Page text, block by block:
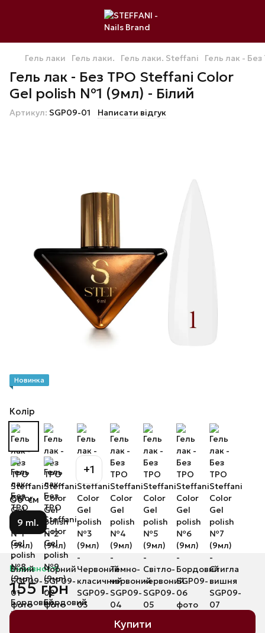
Гель лаки Гель лаки. Гель лаки. Steffani Гель лак -
Гель лак - Без ТРО Steffani Color
Gel polish №1 (9мл) - Білий
Артикул: SGP09-01 Написати відгук
Новинка
Колір
+1
Об`єм
9 ml.
В наявності
155 грн
Купити